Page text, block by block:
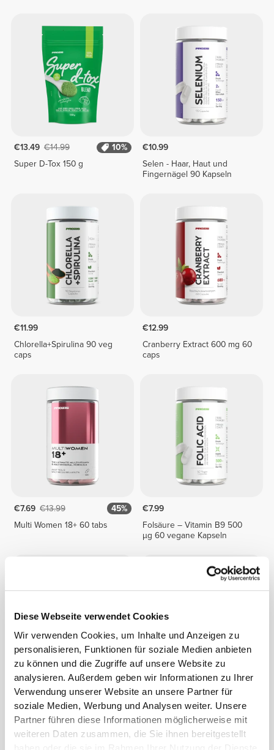
Diese Webseite verwendet Cookies
Wir verwenden Cookies, um Inhalte und Anzeigen zu
personalisieren, Funktionen für soziale Medien anbieten
zu können und die Zugriffe auf unsere Website zu
analysieren. Außerdem geben wir Informationen zu Ihrer
Verwendung unserer Website an unsere Partner für
soziale Medien, Werbung und Analysen weiter. Unsere
Partner führen diese Informationen möglicherweise mit
weiteren Daten zusammen, die Sie ihnen bereitgestellt
€13.49 €14.99
10%
Super D-Tox 150 g
€10.99
Selen - Haar, Haut und
Fingernägel 90 Kapseln
€11.99
Chlorella+Spirulina 90 veg
caps
€12.99
Cranberry Extract 600 mg 60
caps
€7.69 €13.99
45%
Multi Women 18+ 60 tabs
€7.99
Folsäure – Vitamin B9 500
µg 60 vegane Kapseln
€8.99
Spirulina 3000 mg 90 tabs
€7.69 €13.99
Multi Men 18+ 60 tabs